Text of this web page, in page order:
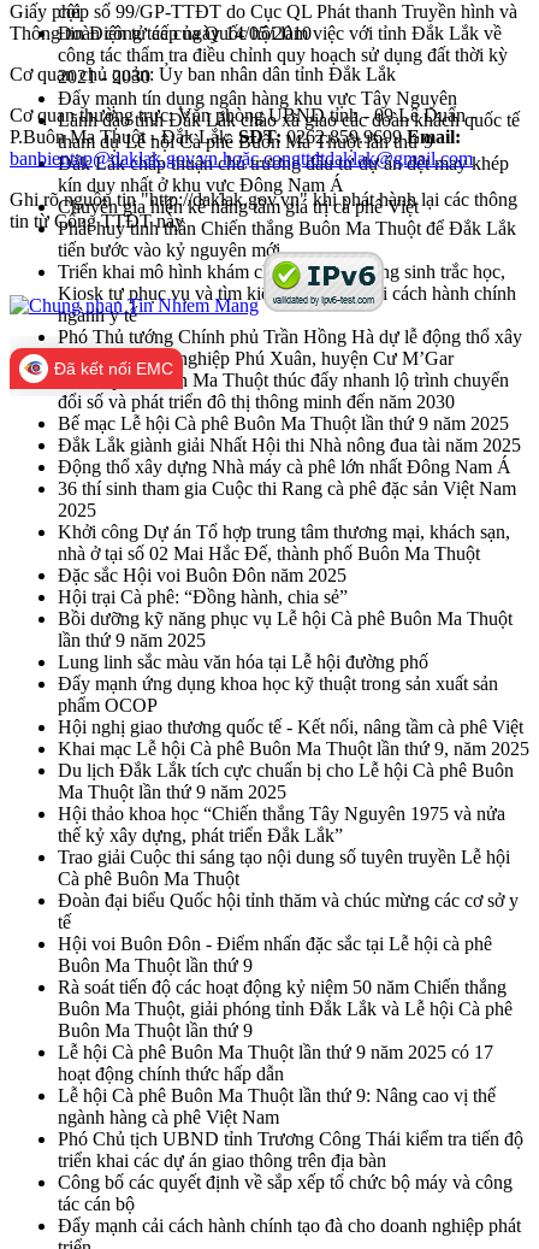
cội
Đoàn công tác của Quốc hội làm việc với tỉnh Đắk Lắk về
công tác thẩm tra điều chỉnh quy hoạch sử dụng đất thời kỳ
2021 - 2030
Đẩy mạnh tín dụng ngân hàng khu vực Tây Nguyên
Lãnh đạo tỉnh Đắk Lắk chào xã giao các đoàn khách quốc tế
tham dự Lễ hội Cà phê Buôn Ma Thuột lần thứ 9
Đắk Lắk chấp thuận chủ trương đầu tư dự án dệt may khép
kín duy nhất ở khu vực Đông Nam Á
Chuyên gia hiến kế nâng tầm giá trị cà phê Việt
Phát huy tinh thần Chiến thắng Buôn Ma Thuột để Đắk Lắk
tiến bước vào kỷ nguyên mới
Triển khai mô hình khám chữa bệnh sử dụng sinh trắc học,
Kiosk tự phục vụ và tìm kiếm sáng kiến cải cách hành chính
ngành y tế
Phó Thủ tướng Chính phủ Trần Hồng Hà dự lễ động thổ xây
dựng khu công nghiệp Phú Xuân, huyện Cư M’Gar
Thành phố Buôn Ma Thuột thúc đẩy nhanh lộ trình chuyển
đổi số và phát triển đô thị thông minh đến năm 2030
Bế mạc Lễ hội Cà phê Buôn Ma Thuột lần thứ 9 năm 2025
Đắk Lắk giành giải Nhất Hội thi Nhà nông đua tài năm 2025
Động thổ xây dựng Nhà máy cà phê lớn nhất Đông Nam Á
36 thí sinh tham gia Cuộc thi Rang cà phê đặc sản Việt Nam
2025
Khởi công Dự án Tổ hợp trung tâm thương mại, khách sạn,
nhà ở tại số 02 Mai Hắc Đế, thành phố Buôn Ma Thuột
Đặc sắc Hội voi Buôn Đôn năm 2025
Hội trại Cà phê: “Đồng hành, chia sẻ”
Bồi dưỡng kỹ năng phục vụ Lễ hội Cà phê Buôn Ma Thuột
lần thứ 9 năm 2025
Lung linh sắc màu văn hóa tại Lễ hội đường phố
Đẩy mạnh ứng dụng khoa học kỹ thuật trong sản xuất sản
phẩm OCOP
Hội nghị giao thương quốc tế - Kết nối, nâng tầm cà phê Việt
Khai mạc Lễ hội Cà phê Buôn Ma Thuột lần thứ 9, năm 2025
Du lịch Đắk Lắk tích cực chuẩn bị cho Lễ hội Cà phê Buôn
Ma Thuột lần thứ 9 năm 2025
Hội thảo khoa học “Chiến thắng Tây Nguyên 1975 và nửa
thế kỷ xây dựng, phát triển Đắk Lắk”
Trao giải Cuộc thi sáng tạo nội dung số tuyên truyền Lễ hội
Cà phê Buôn Ma Thuột
Đoàn đại biểu Quốc hội tỉnh thăm và chúc mừng các cơ sở y
tế
Hội voi Buôn Đôn - Điểm nhấn đặc sắc tại Lễ hội cà phê
Buôn Ma Thuột lần thứ 9
Rà soát tiến độ các hoạt động kỷ niệm 50 năm Chiến thắng
Buôn Ma Thuột, giải phóng tỉnh Đắk Lắk và Lễ hội Cà phê
Buôn Ma Thuột lần thứ 9
Lễ hội Cà phê Buôn Ma Thuột lần thứ 9 năm 2025 có 17
hoạt động chính thức hấp dẫn
Lễ hội Cà phê Buôn Ma Thuột lần thứ 9: Nâng cao vị thế
ngành hàng cà phê Việt Nam
Phó Chủ tịch UBND tỉnh Trương Công Thái kiểm tra tiến độ
triển khai các dự án giao thông trên địa bàn
Công bố các quyết định về sắp xếp tổ chức bộ máy và công
tác cán bộ
Đẩy mạnh cải cách hành chính tạo đà cho doanh nghiệp phát
Giấy phép số 99/GP-TTĐT do Cục QL Phát thanh Truyền hình và
Thông tin Điện tử cấp ngày 14/05/2010
Cơ quan chủ quản: Ủy ban nhân dân tỉnh Đắk Lắk
Cơ quan thường trực: Văn phòng UBND tỉnh - 09 Lê Duẩn -
P.Buôn Ma Thuột - Đắk Lắk. SĐT: 0262.859.9699Email:
banbientap@daklak.gov.vn hoặc congttdtdaklak@gmail.com
Ghi rõ nguồn tin "http://daklak.gov.vn" khi phát hành lại các thông
tin từ Cổng TTĐT này
Đã kết nối EMC